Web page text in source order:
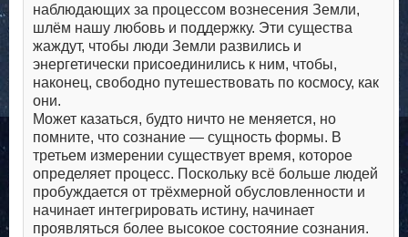
наблюдающих за процессом вознесения Земли,
шлём нашу любовь и поддержку. Эти существа
жаждут, чтобы люди Земли развились и
энергетически присоединились к ним, чтобы,
наконец, свободно путешествовать по космосу, как
они.
Может казаться, будто ничто не меняется, но
помните, что сознание — сущность формы. В
третьем измерении существует время, которое
определяет процесс. Поскольку всё больше людей
пробуждается от трёхмерной обусловленности и
начинает интегрировать истину, начинает
проявляться более высокое состояние сознания.